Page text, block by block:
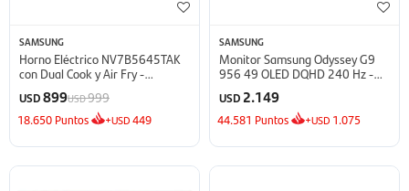
SAMSUNG
Horno Eléctrico NV7B5645TAK
con Dual Cook y Air Fry -
NV7B5645TAK
USD899USD999
18.650 Puntos +USD449
SAMSUNG
Monitor Samsung Odyssey G9
956 49 OLED DQHD 240 Hz -
USD 2.149
44.581 Puntos +USD 1.075